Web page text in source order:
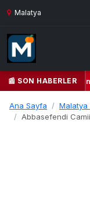
Malatya
📰 SON HABERLER
Kalbi ve Kültür
Ana Sayfa Malatya
Abbasefendi Camii